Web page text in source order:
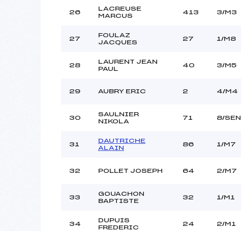
26
LACREUSE
MARCUS
413 3/M3
27
FOULAZ
JACQUES
27 1/M8
28
LAURENT JEAN
PAUL
40 3/M5
29 AUBRY ERIC 2 4/M4
30
SAULNIER
NIKOLA
71 8/SEN
31
DAUTRICHE
ALAIN
86 1/M7
32 POLLET JOSEPH 64 2/M7
33
GOUACHON
BAPTISTE
32 1/M1
34
DUPUIS
FREDERIC
24 2/M1